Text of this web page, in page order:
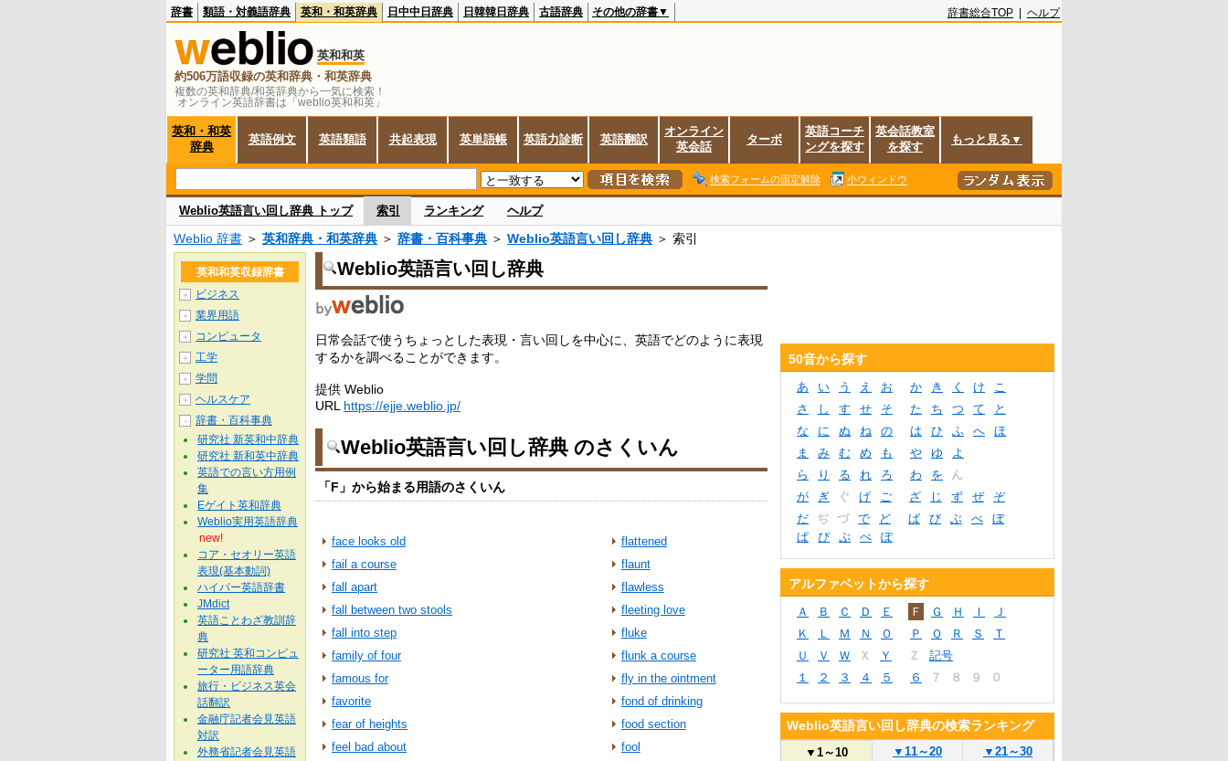
複数の英和辞典/和英辞典から一気に検索！
オンライン英語辞書は「weblio英和和英」
辞書 類語・対義語辞典 英和・和英辞典 日中中日辞典 日韓韓日辞典 古語辞典 その他の辞書▼ 辞書総合TOP ヘルプ
英和和英
約506万語収録の英和辞典・和英辞典
英和・和英
辞典
英語例文 英語類語 共起表現 英単語帳 英語力診断 英語翻訳
オンライン
英会話
ターボ
英語コーチ
ングを探す
英会話教室
を探す
もっと見る▼
検索フォームの固定解除 小ウィンドウ
Weblio英語言い回し辞典 トップ 索引 ランキング ヘルプ
Weblio 辞書 ＞ 英和辞典・和英辞典 ＞ 辞書・百科事典 ＞ Weblio英語言い回し辞典 ＞ 索引
Weblio英語言い回し辞典
日常会話で使うちょっとした表現・言い回しを中心に、英語でどのように表現
するかを調べることができます。
提供 Weblio
URL https://ejje.weblio.jp/
Weblio英語言い回し辞典 のさくいん
「F」から始まる用語のさくいん
face looks old
fail a course
fall apart
fall between two stools
fall into step
family of four
famous for
favorite
fear of heights
feel bad about
flattened
flaunt
flawless
fleeting love
fluke
flunk a course
fly in the ointment
fond of drinking
food section
fool
英和和英収録辞書
＋ ビジネス
＋ 業界用語
＋ コンピュータ
＋ 工学
＋ 学問
＋ ヘルスケア
－
辞書・百科事典
研究社 新英和中辞典
研究社 新和英中辞典
英語での言い方用例
集
Eゲイト英和辞典
Weblio実用英語辞典
new!
コア・セオリー英語
表現(基本動詞)
ハイパー英語辞書
JMdict
英語ことわざ教訓辞
典
研究社 英和コンピュ
ーター用語辞典
旅行・ビジネス英会
話翻訳
金融庁記者会見英語
対訳
外務省記者会見英語
50音から探す
あ い う え お か き く け
こ
さ
し す せ そ た ち つ て
と
な
に ぬ ね の は ひ ふ へ
ほ
ま
み む め も や ゆ
よ
ら
り る れ ろ わ を
ん
が
ぎ ぐ げ ご ざ じ ず ぜ
ぞ
だ
ぢ づ で ど ば び ぶ べ
ぼ
ぱ
ぴ ぷ ぺ ぽ
アルファベットから探す
Ａ Ｂ Ｃ Ｄ Ｅ Ｆ Ｇ Ｈ Ｉ
Ｊ
Ｋ
Ｌ Ｍ Ｎ Ｏ Ｐ Ｑ Ｒ Ｓ
Ｔ
Ｕ
Ｖ Ｗ Ｘ Ｙ Ｚ
記号
１
２ ３ ４ ５ ６ ７ ８ ９ ０
Weblio英語言い回し辞典の検索ランキング
▼ 1～10 ▼ 11～20 ▼ 21～30